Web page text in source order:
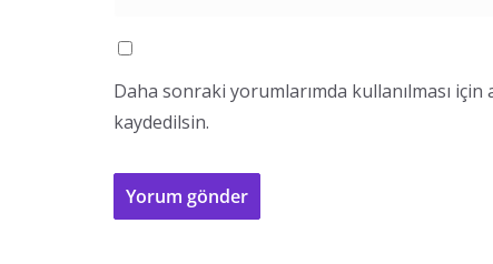
Daha sonraki yorumlarımda kullanılması
kaydedilsin.